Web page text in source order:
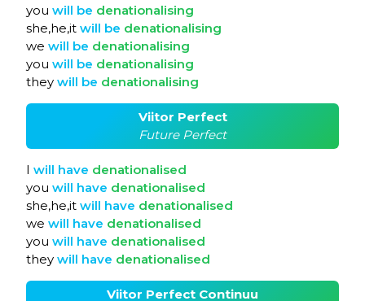
you will be denationalising
she,he,it will be denationalising
we will be denationalising
you will be denationalising
they will be denationalising
Viitor Perfect
Future Perfect
I will have denationalised
you will have denationalised
she,he,it will have denationalised
we will have denationalised
you will have denationalised
they will have denationalised
Viitor Perfect Continuu